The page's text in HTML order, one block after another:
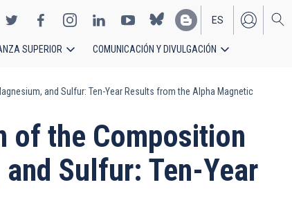
EN
ES
SUPERIOR COMUNICACIÓN Y DIVULGACIÓN
and Sulfur: Ten-Year Results from the Alpha Magnetic
of the Composition
Sulfur: Ten-Year